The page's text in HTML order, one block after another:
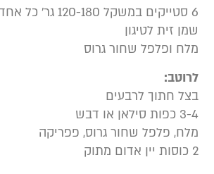
זית לטיגון
ופלפל שחור גרוס
חתוך לרבעים
סילאן או דבש
פלפל שחור גרוס, פפריקה